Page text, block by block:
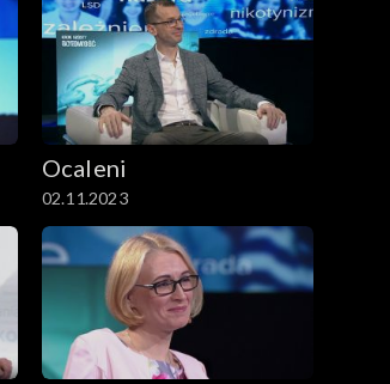
Ocaleni
02.11.2023